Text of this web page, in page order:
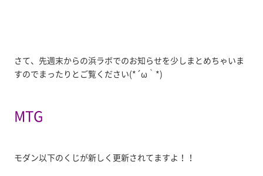
さて、先週末からの浜ラボでのお知らせを少しまとめちゃいま
すのでまったりとご覧ください(*´ω｀*)
MTG
モダン以下のくじが新しく更新されてますよ！！